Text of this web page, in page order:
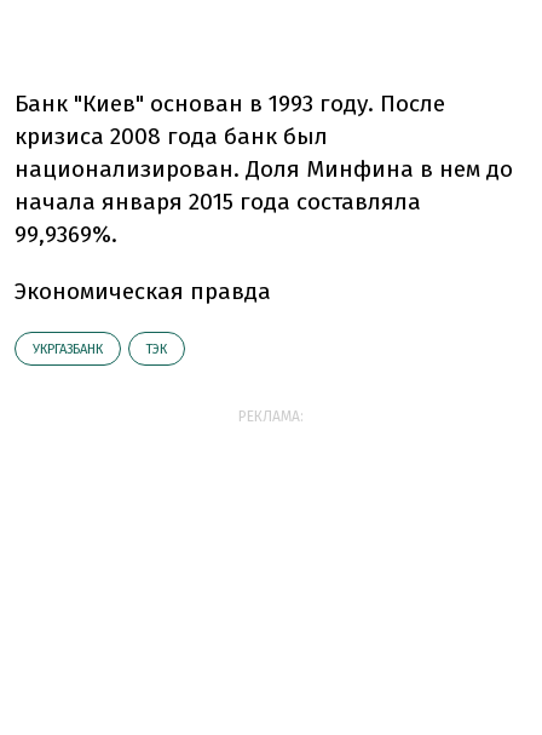
Банк "Киев" основан в 1993 году. После
кризиса 2008 года банк был
национализирован. Доля Минфина в нем до
начала января 2015 года составляла
99,9369%.
Экономическая правда
УКРГАЗБАНК ТЭК
РЕКЛАМА: